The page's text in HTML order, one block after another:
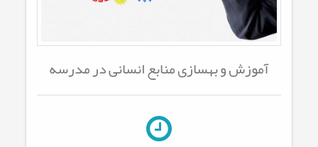
آموزش و بهسازی منابع انسانی در مدرسه